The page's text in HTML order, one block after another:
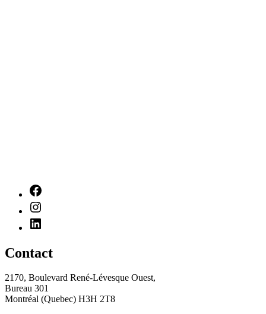
Contact
2170, Boulevard René-Lévesque Ouest,
Bureau 301
Montréal (Quebec) H3H 2T8